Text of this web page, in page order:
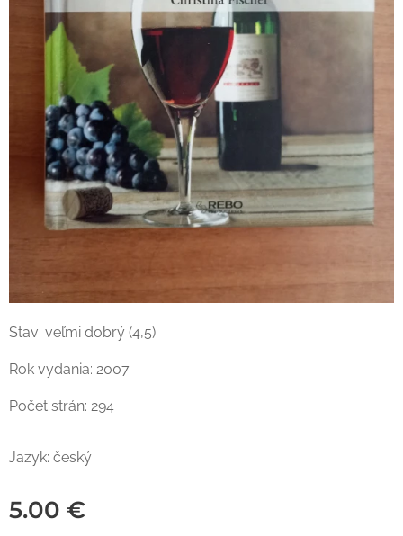
Stav: veľmi dobrý (4,5)
Rok vydania: 2007
Počet strán: 294
Jazyk: český
5.00 €